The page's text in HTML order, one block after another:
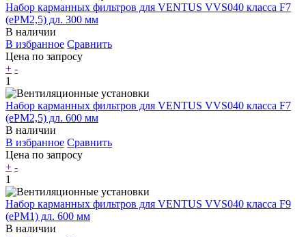
Набор карманных фильтров для VENTUS VVS040 класса F7
(ePM2,5) дл. 300 мм
В наличии
В избранное Сравнить
Цена по запросу
+ -
1
Набор карманных фильтров для VENTUS VVS040 класса F7
(ePM2,5) дл. 600 мм
В наличии
В избранное Сравнить
Цена по запросу
+ -
1
Набор карманных фильтров для VENTUS VVS040 класса F9
(ePM1) дл. 600 мм
В наличии